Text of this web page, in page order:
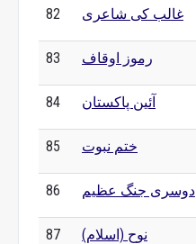
82 غالب کی شاعری
83 رموز اوقاف
84 آئین پاکستان
85 ختم نبوت
86 دوسری جنگ عظیم
87 نوح (اسلام)